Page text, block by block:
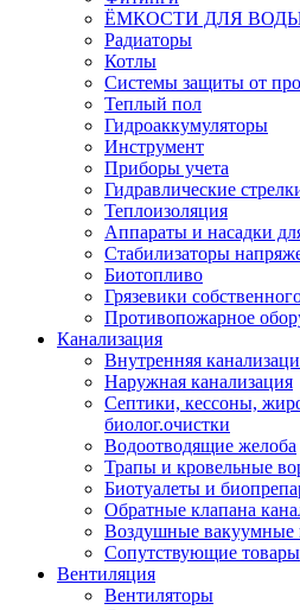
ЁМКОСТИ ДЛЯ
Радиаторы
Котлы
Системы защиты от
Теплый пол
Гидроаккумуляторы
Инструмент
Приборы учета
Гидравлические
Теплоизоляция
Аппараты и насадки
Стабилизаторы
Биотопливо
Грязевики
Противопожарное
Канализация
Внутренняя
Наружная канализация
Септики, кессоны,
биолог.очистки
Водоотводящие желоба
Трапы и кровельные
Биотуалеты и
Обратные клапана
Воздушные вакуумные
Сопутствующие товары
Вентиляция
Вентиляторы